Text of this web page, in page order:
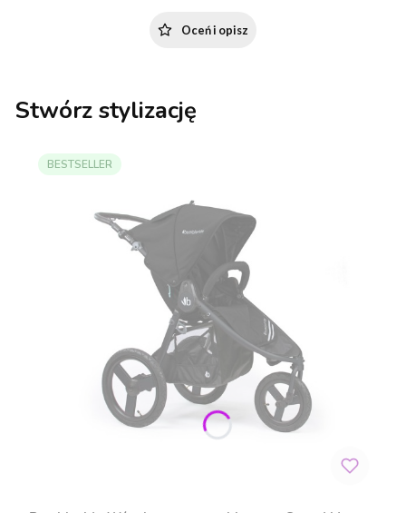
Oceń i opisz
Stwórz stylizację
BESTSELLER